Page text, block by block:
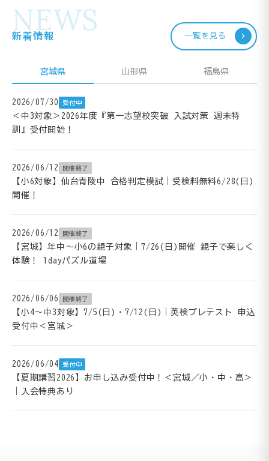
NEWS
新着情報 一覧を見る
宮城県 山形県 福島県
2026/07/30 受付中
＜中3対象＞2026年度『第一志望校突破 入試対策 週末特
訓』受付開始！
2026/06/12 開催終了
【小6対象】仙台青陵中 合格判定模試｜受検料無料6/28(日)
開催！
2026/06/12 開催終了
【宮城】年中～小6の親子対象｜7/26(日)開催 親子で楽しく
体験！ 1dayパズル道場
2026/06/06 開催終了
【小4～中3対象】7/5(日)・7/12(日)｜英検プレテスト 申込
受付中＜宮城＞
2026/06/04 受付中
【夏期講習2026】お申し込み受付中！＜宮城／小・中・高＞
｜入会特典あり